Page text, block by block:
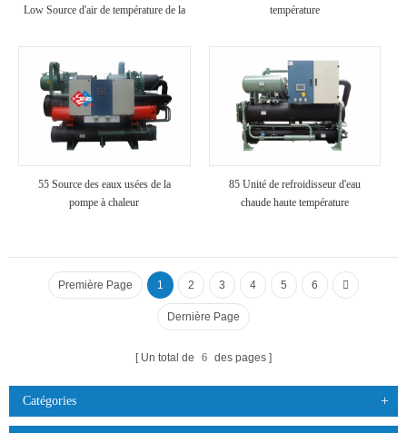
Low Source d'air de température de la
température
55 Source des eaux usées de la
pompe à chaleur
85 Unité de refroidisseur d'eau
chaude haute température
Première Page 1 2 3 4 5 6
Dernière Page
Un total de 6 des pages
Catégories